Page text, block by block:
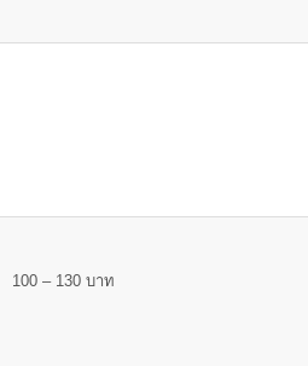
100 – 130 บาท